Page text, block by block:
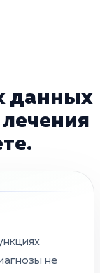
данных
лечения
не